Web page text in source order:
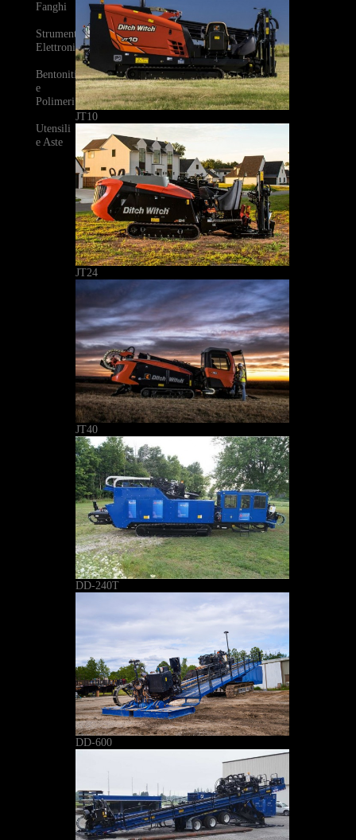
Fanghi
Strumenti
Elettronici
Bentoniti
e
Polimeri
Utensili
e Aste
JT10
JT24
JT40
DD-240T
DD-600